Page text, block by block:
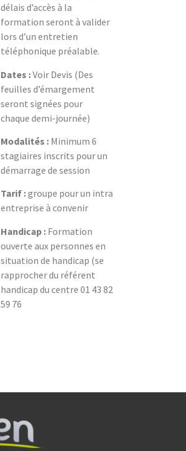
délais d’accès à la
formation seront à valider
lors d’un entretien
téléphonique préalable.
Dates :Voir Devis (Des
feuilles d’émargement
seront signées pour
chaque demi-journée)
Modalités : Minimum 6
stagiaires inscrits pour un
démarrage de session
Tarif :groupe pour un intra
entreprise à convenir
Handicap : Formation
ouverte aux personnes en
situation de handicap (se
rapprocher du référent
handicap du centre 01 43 82
59 76